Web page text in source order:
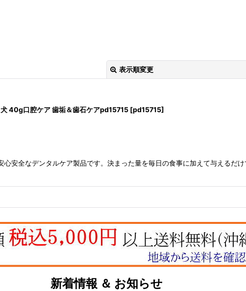
表示順変更
絞り込む
40g口腔ケア 歯垢＆歯石ケアpd15715 [pd15715]
安全なデンタルケア製品です。決まった量を毎日の食事に加えて与えるだ
新着情報 ＆ お知らせ